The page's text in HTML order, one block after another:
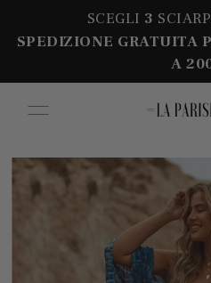
SCEGLI 3
SPEDIZIONE GRATUITA
A